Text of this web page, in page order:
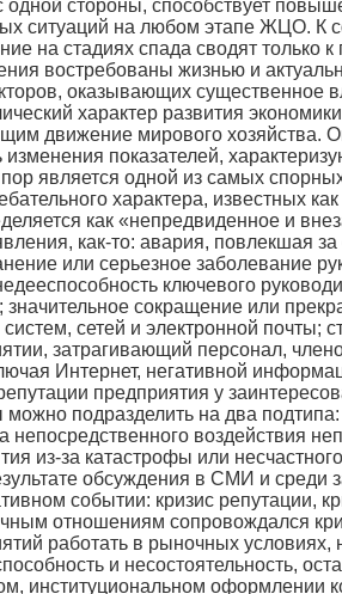
стороны, способствует
ситуаций на любом этапе ЖЦО. К
на стадиях спада сводят только
востребованы жизнью и
оказывающих существенное
характер развития
движение мирового хозяйства.
показателей,
является одной из самых
характера, известных
как «непредвиденное и
как-то: авария, повлекшая
или серьезное заболевание
ключевого
сокращение или
сетей и электронной почты;
затрагивающий персонал,
Интернет, негативной
предприятия у
подразделить на два подтипа:
непосредственного воздействия
из-за катастрофы или
обсуждения в СМИ и
событии: кризис репутации,
отношениям сопровождался
работать в рыночных
и несостоятельность,
институциональном оформлении